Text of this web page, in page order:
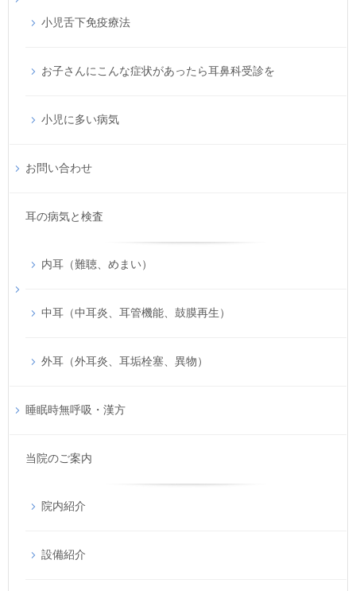
小児舌下免疫療法
お子さんにこんな症状があったら耳鼻科受診を
小児に多い病気
お問い合わせ
耳の病気と検査
内耳（難聴、めまい）
中耳（中耳炎、耳管機能、鼓膜再生）
外耳（外耳炎、耳垢栓塞、異物）
睡眠時無呼吸・漢方
当院のご案内
院内紹介
設備紹介